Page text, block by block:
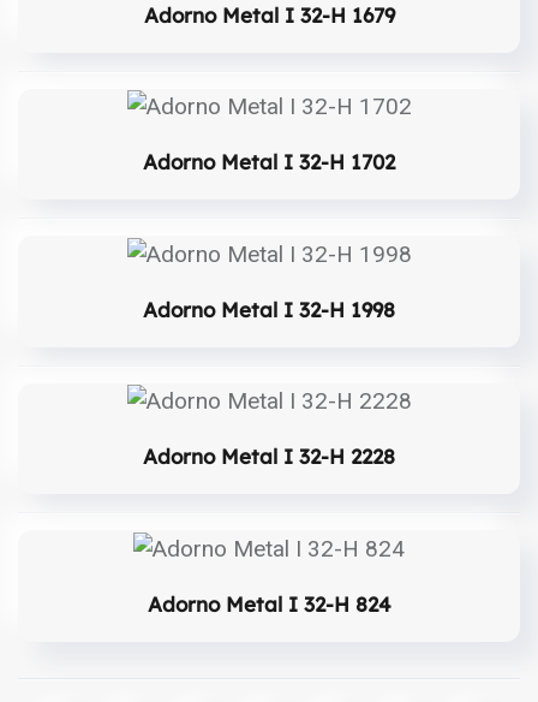
Adorno Metal I 32-H 1679
Adorno Metal I 32-H 1702
Adorno Metal I 32-H 1998
Adorno Metal I 32-H 2228
Adorno Metal I 32-H 824